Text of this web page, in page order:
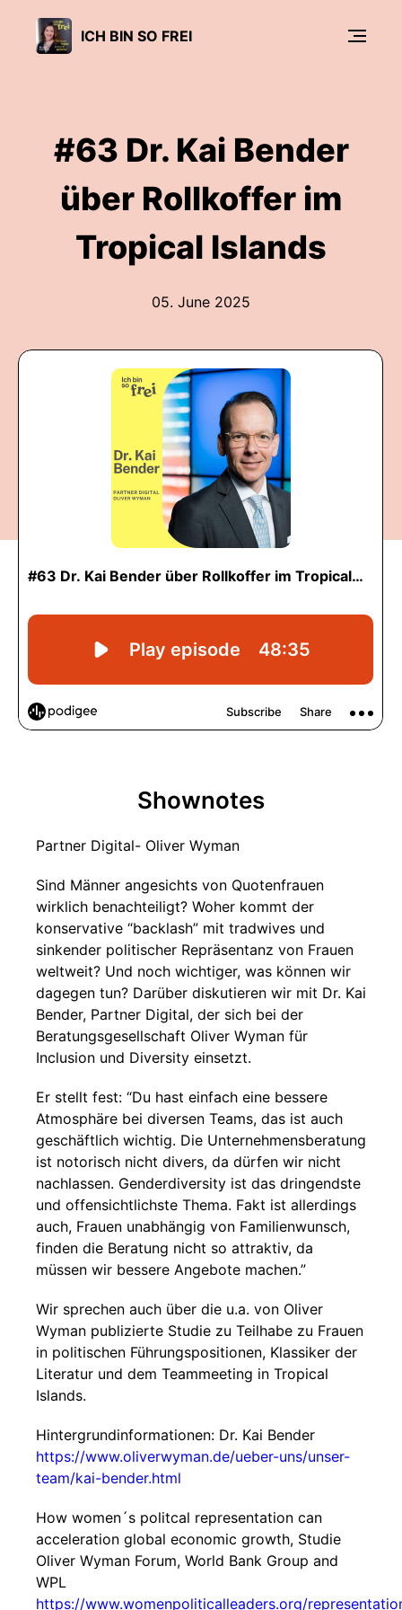
ICH BIN SO FREI
#63 Dr. Kai Bender
über Rollkoffer im
Tropical Islands
05. June 2025
Shownotes
Partner Digital- Oliver Wyman
Sind Männer angesichts von Quotenfrauen
wirklich benachteiligt? Woher kommt der
konservative “backlash” mit tradwives und
sinkender politischer Repräsentanz von Frauen
weltweit? Und noch wichtiger, was können wir
dagegen tun? Darüber diskutieren wir mit Dr. Kai
Bender, Partner Digital, der sich bei der
Beratungsgesellschaft Oliver Wyman für
Inclusion und Diversity einsetzt.
Er stellt fest: “Du hast einfach eine bessere
Atmosphäre bei diversen Teams, das ist auch
geschäftlich wichtig. Die Unternehmensberatung
ist notorisch nicht divers, da dürfen wir nicht
nachlassen. Genderdiversity ist das dringendste
und offensichtlichste Thema. Fakt ist allerdings
auch, Frauen unabhängig von Familienwunsch,
finden die Beratung nicht so attraktiv, da
müssen wir bessere Angebote machen.”
Wir sprechen auch über die u.a. von Oliver
Wyman publizierte Studie zu Teilhabe zu Frauen
in politischen Führungspositionen, Klassiker der
Literatur und dem Teammeeting in Tropical
Islands.
Hintergrundinformationen: Dr. Kai Bender
https://www.oliverwyman.de/ueber-uns/unser-
team/kai-bender.html
How women´s politcal representation can
acceleration global economic growth, Studie
Oliver Wyman Forum, World Bank Group and
WPL
https://www.womenpoliticalleaders.org/